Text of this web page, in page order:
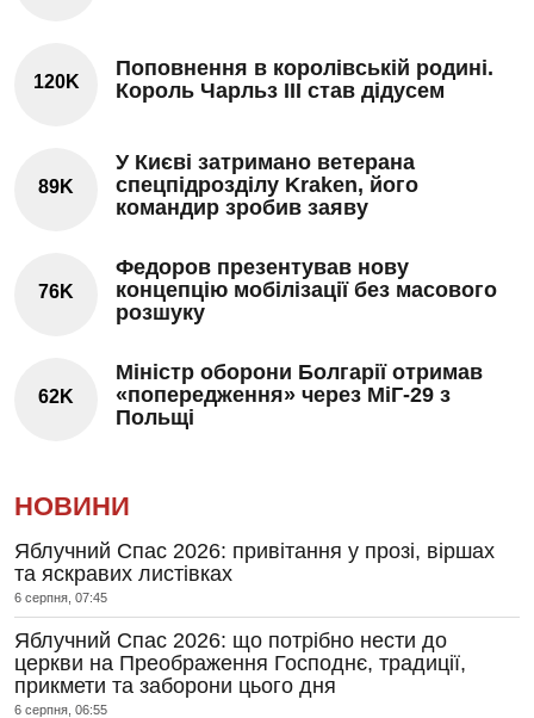
120K
Поповнення в королівській родині.
Король Чарльз III став дідусем
89K
У Києві затримано ветерана
спецпідрозділу Kraken, його
командир зробив заяву
76K
Федоров презентував нову
концепцію мобілізації без масового
розшуку
62K
Міністр оборони Болгарії отримав
«попередження» через МіГ-29 з
Польщі
НОВИНИ
Яблучний Спас 2026: привітання у прозі, віршах
та яскравих листівках
6 серпня, 07:45
Яблучний Спас 2026: що потрібно нести до
церкви на Преображення Господнє, традиції,
прикмети та заборони цього дня
6 серпня, 06:55